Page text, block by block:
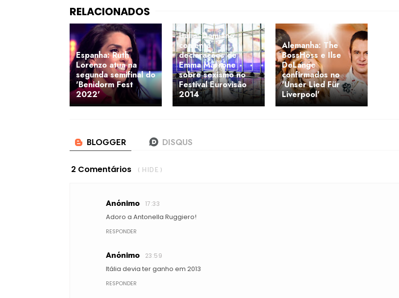
Espanha: Ruth
Lorenzo atua na
segunda semifinal do
'Benidorm Fest
2022'
Itália: Damiano
comenta
declarações de
Emma Marrone
sobre sexismo no
Festival Eurovisão
2014
Alemanha: The
BossHoss e Ilse
DeLange
confirmados no
'Unser Lied Für
Liverpool'
2 Comentários ( HIDE )
Anónimo 17:33
Adoro a Antonella Ruggiero!
RESPONDER
Anónimo 23:59
Itália devia ter ganho em 2013
RESPONDER